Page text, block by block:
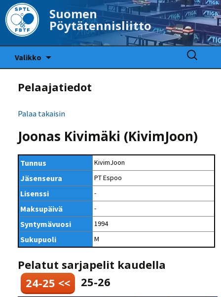
Suomen
Pöytätennisliitto
Valikko
Haku:
Pelaajatiedot
Palaa takaisin
Joonas Kivimäki (KivimJoon)
Tunnus KivimJoon
Jäsenseura PT Espoo
Lisenssi -
Maksupäivä -
Syntymävuosi 1994
Sukupuoli M
Pelatut sarjapelit kaudella
24-25 <<
25-26